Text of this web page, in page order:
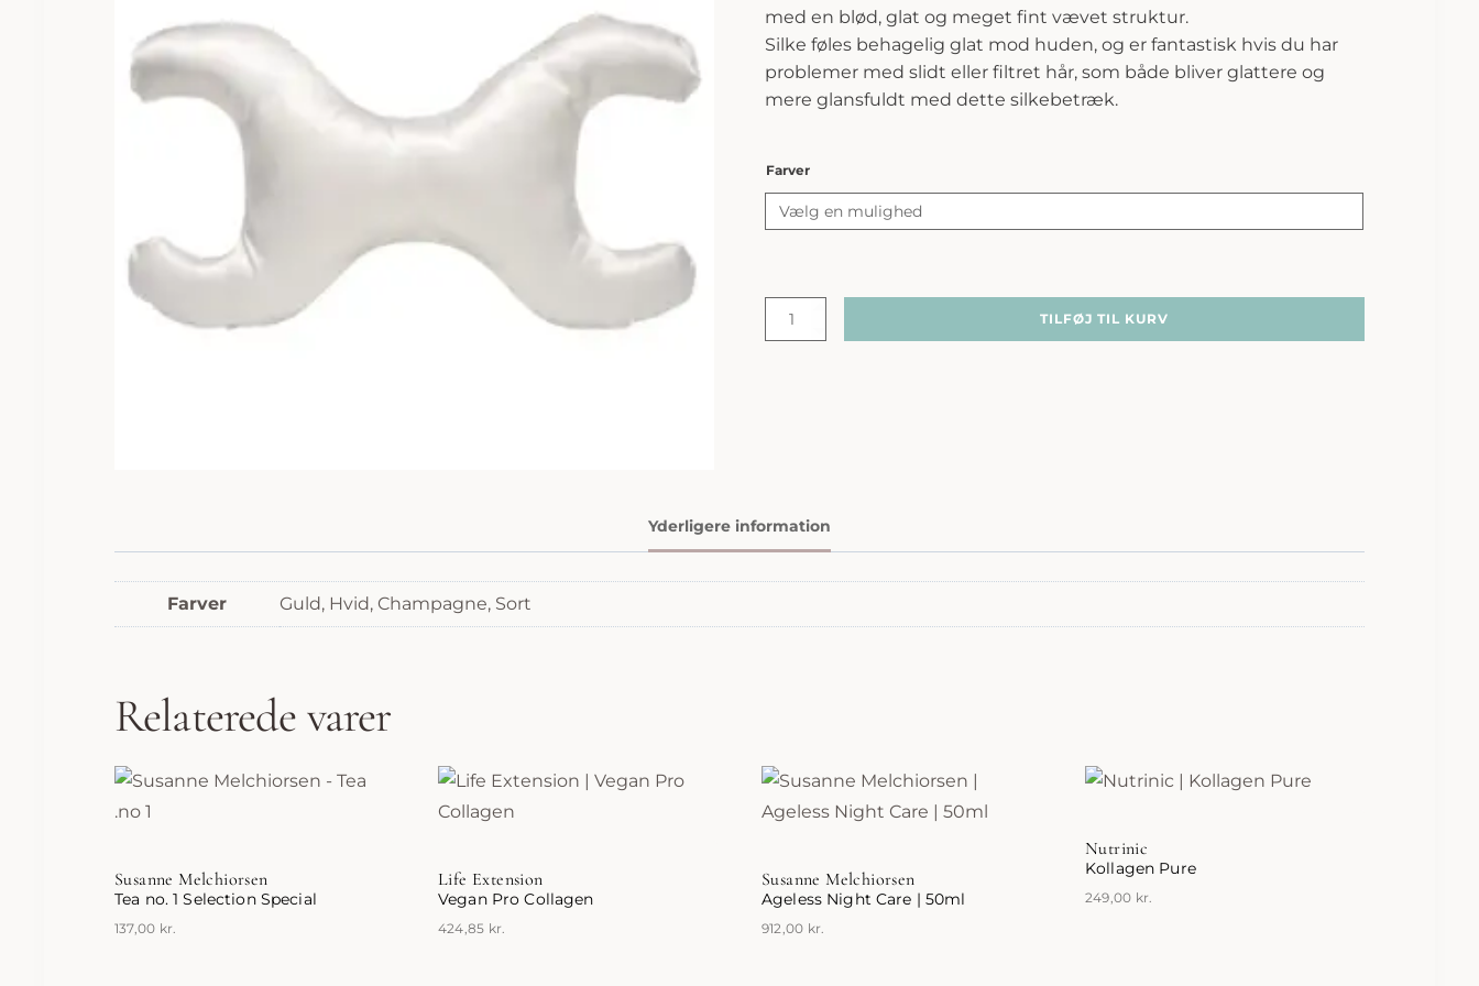
med en blød, glat og meget fint vævet struktur.
Silke føles behagelig glat mod huden, og er fantastisk hvis du har
problemer med slidt eller filtret hår, som både bliver glattere og
mere glansfuldt med dette silkebetræk.
Farver
Save
My
TILFØJ TIL KURV
Yderligere information
Farver Guld, Hvid, Champagne, Sort
Relaterede varer
Susanne Melchiorsen
Tea no. 1 Selection Special
137,00 kr.
Life Extension
Vegan Pro Collagen
424,85 kr.
Susanne Melchiorsen
Ageless Night Care | 50ml
912,00 kr.
Nutrinic
Kollagen Pure
249,00 kr.